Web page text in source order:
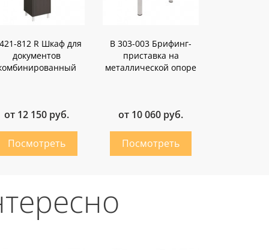
812 R Шкаф для
документов
от 12 150 руб.
В 303-003 Брифинг-
приставка на
металлической опоре
от 10 060 руб.